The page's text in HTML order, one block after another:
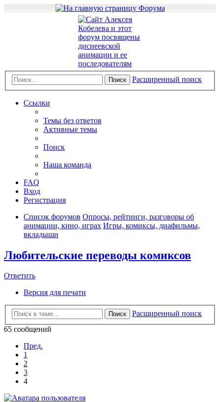
Поиск Расширенный поиск
Ссылки
Темы без ответов
Активные темы
Поиск
Наша команда
FAQ
Вход
Регистрация
Список форумов Опросы, рейтинги, разговоры об
анимации, кино, играх Игры, комиксы, диафильмы,
вкладыши
Любительские переводы комиксов
Ответить
Версия для печати
Поиск
Расширенный поиск
65 сообщений
Пред.
1
2
3
4